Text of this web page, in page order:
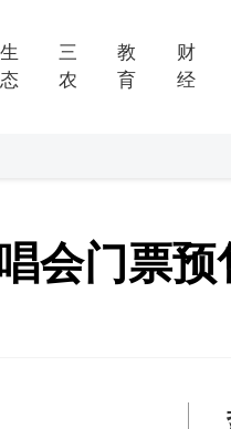
生
态
三
农
教
育
财
经
会门票